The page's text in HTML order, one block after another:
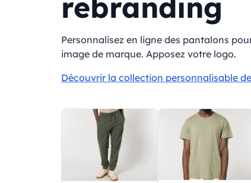
rebranding
Personnalisez en ligne des pantalons
image de marque. Apposez votre logo.
Découvrir la collection personnalisable